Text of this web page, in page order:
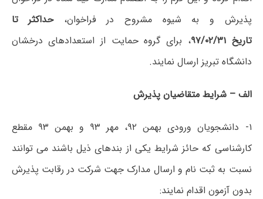
پذیرش و به شیوه مشروح در فراخوان،حداکثر تا
تاریخ۹۷/۰۲/۳۱، برای گروه حمایت از استعدادهای درخشان
دانشگاه تبریز ارسال نمایند.
الف – شرایط متقاضیان پذیرش
۱- دانشجویان ورودی بهمن ۹۲، مهر ۹۳ و بهمن ۹۳ مقطع
کارشناسی که حائز شرایط یکی از بندهای ذیل باشند می توانند
نسبت به ثبت نام و ارسال مدارک جهت شرکت در رقابت پذیرش
بدون آزمون اقدام نمایند: